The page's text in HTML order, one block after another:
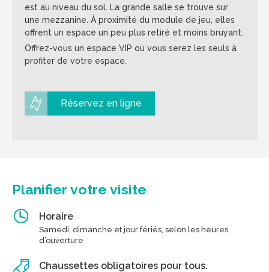
est au niveau du sol. La grande salle se trouve sur
une mezzanine. À proximité du module de jeu, elles
offrent un espace un peu plus retiré et moins bruyant.
Offrez-vous un espace VIP où vous serez les seuls à
profiter de votre espace.
Réservez en ligne
Planifier votre visite
Horaire
Samedi, dimanche et jour fériés, selon les heures
d’ouverture
Chaussettes obligatoires pour tous.